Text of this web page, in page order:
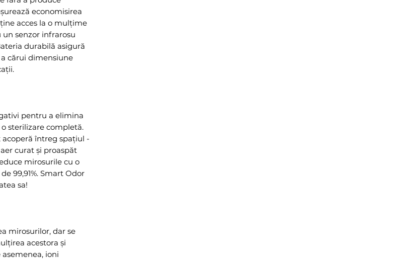
economisirea
acces la o mulțime
senzor infrarosu
durabilă asigură
cărui dimensiune
pentru a elimina
sterilizare completă.
acoperă întreg spațiul -
curat și proaspăt
mirosurile cu o
99,91%. Smart Odor
sa!
mirosurilor, dar se
acestora și
ioni